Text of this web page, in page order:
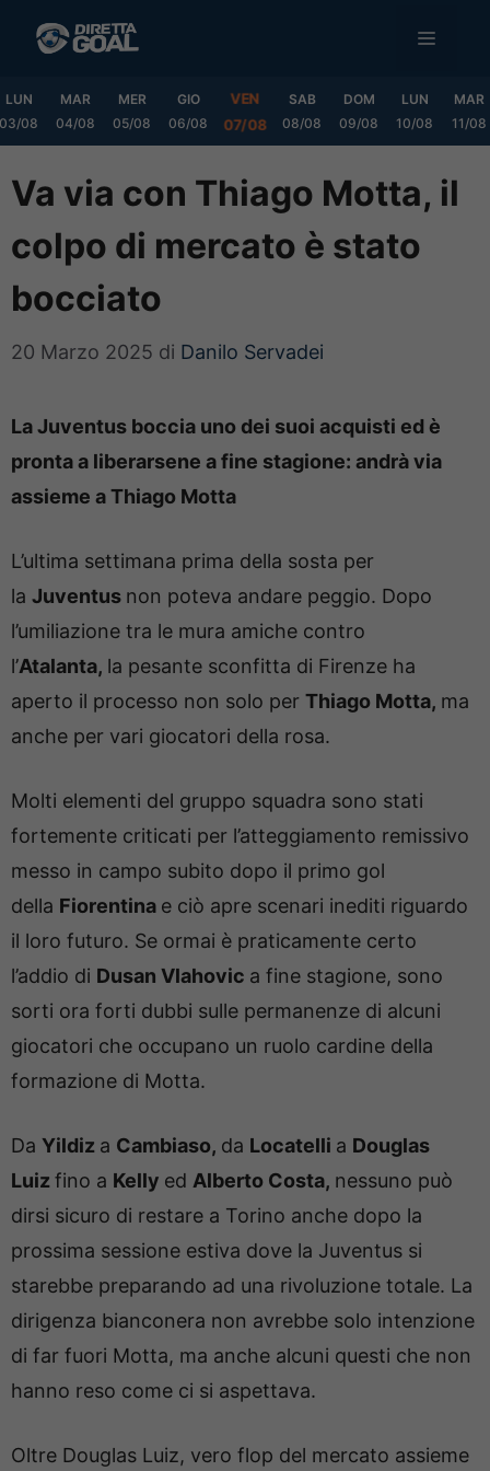
MENU
LUN
03/08
MAR
04/08
MER
05/08
GIO
06/08
VEN
07/08
SAB
08/08
DOM
09/08
LUN
10/08
MAR
11/08
Va via con Thiago Motta, il
colpo di mercato è stato
bocciato
20 Marzo 2025 di Danilo Servadei
La Juventus boccia uno dei suoi acquisti ed è
pronta a liberarsene a fine stagione: andrà via
assieme a Thiago Motta
L’ultima settimana prima della sosta per
la Juventus non poteva andare peggio. Dopo
l’umiliazione tra le mura amiche contro
l’Atalanta, la pesante sconfitta di Firenze ha
aperto il processo non solo per Thiago Motta, ma
anche per vari giocatori della rosa.
Molti elementi del gruppo squadra sono stati
fortemente criticati per l’atteggiamento remissivo
messo in campo subito dopo il primo gol
della Fiorentina e ciò apre scenari inediti riguardo
il loro futuro. Se ormai è praticamente certo
l’addio di Dusan Vlahovic a fine stagione, sono
sorti ora forti dubbi sulle permanenze di alcuni
giocatori che occupano un ruolo cardine della
formazione di Motta.
Da Yildiz a Cambiaso, da Locatelli a Douglas
Luizfino a Kelly ed Alberto Costa, nessuno può
dirsi sicuro di restare a Torino anche dopo la
prossima sessione estiva dove la Juventus si
starebbe preparando ad una rivoluzione totale. La
dirigenza bianconera non avrebbe solo intenzione
di far fuori Motta, ma anche alcuni questi che non
hanno reso come ci si aspettava.
Oltre Douglas Luiz, vero flop del mercato assieme